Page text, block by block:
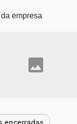
principal
empresa
encerradas